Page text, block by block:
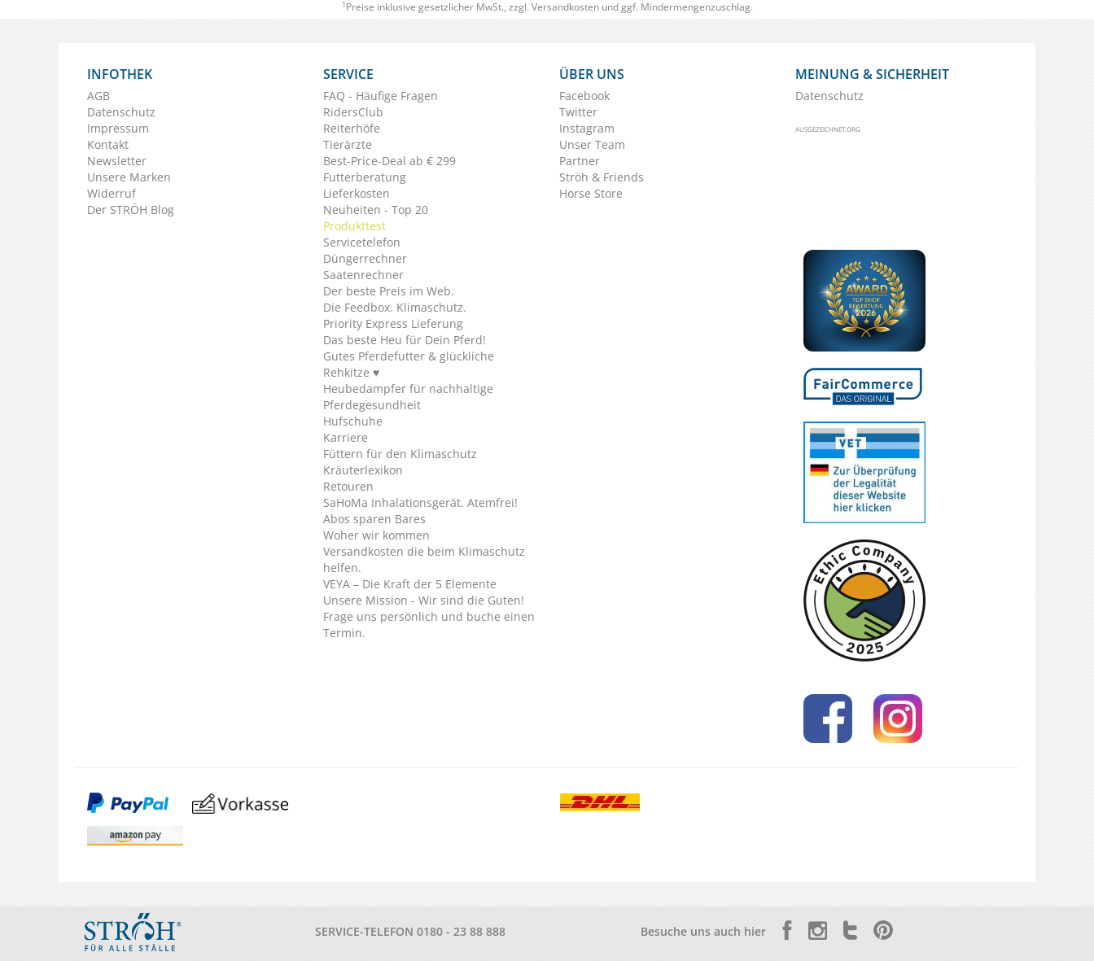
1 Preise inklusive gesetzlicher MwSt., zzgl. Versandkostenund ggf. Mindermengenzuschlag.
INFOTHEK
AGB
Datenschutz
Impressum
Kontakt
Newsletter
Unsere Marken
Widerruf
Der STRÖH Blog
SERVICE
FAQ - Häufige Fragen
RidersClub
Reiterhöfe
Tierärzte
Best-Price-Deal ab € 299
Futterberatung
Lieferkosten
Neuheiten - Top 20
Produkttest
Servicetelefon
Düngerrechner
Saatenrechner
Der beste Preis im Web.
Die Feedbox. Klimaschutz.
Priority Express Lieferung
Das beste Heu für Dein Pferd!
Gutes Pferdefutter & glückliche
Rehkitze ♥
Heubedampfer für nachhaltige
Pferdegesundheit
Hufschuhe
Karriere
Füttern für den Klimaschutz
Kräuterlexikon
Retouren
SaHoMa Inhalationsgerät. Atemfrei!
Abos sparen Bares
Woher wir kommen
Versandkosten die beim Klimaschutz
helfen.
VEYA – Die Kraft der 5 Elemente
Unsere Mission - Wir sind die Guten!
Frage uns persönlich und buche einen
Termin.
ÜBER UNS
Facebook
Twitter
Instagram
Unser Team
Partner
Ströh & Friends
Horse Store
MEINUNG & SICHERHEIT
Datenschutz
AUSGEZEICHNET.ORG
SERVICE-TELEFON 0180 - 23 88 888 Besuche uns auch hier